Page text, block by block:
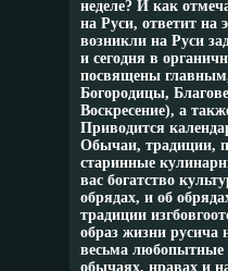
неделе? И как
на Руси, ответит на
возникли на Руси
и сегодня в
посвящены
Богородицы,
Воскресение), а
Приводится
Обычаи, традиции,
старинные
вас богатство
обрядах, и об
традиции
образ жизни русича
весьма любопытные
обычаях, нравах и